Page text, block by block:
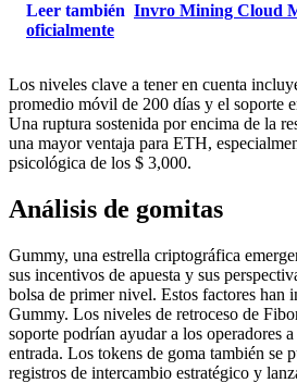
Leer también Invro Mining Cloud
oficialmente
Los niveles clave a tener en cuenta
promedio móvil de 200 días y el soporte
Una ruptura sostenida por encima de la
una mayor ventaja para ETH,
psicológica de los $ 3,000.
Análisis de gomitas
Gummy, una estrella criptográfica
sus incentivos de apuesta y sus
bolsa de primer nivel. Estos factores han
Gummy. Los niveles de retroceso de
soporte podrían ayudar a los operadores
entrada. Los tokens de goma también se
registros de intercambio estratégico y